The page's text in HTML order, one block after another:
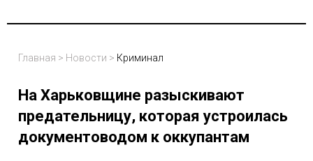
Главная > Новости > Криминал
На Харьковщине разыскивают
предательницу, которая устроилась
документоводом к оккупантам